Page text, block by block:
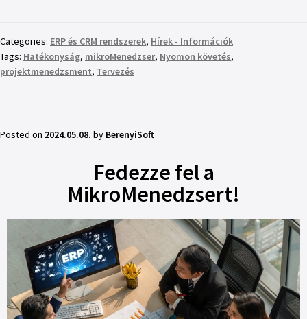
Categories: ERP és CRM rendszerek, Hírek - Információk
Tags: Hatékonyság, mikroMenedzser, Nyomon követés,
projektmenedzsment, Tervezés
Posted on 2024.05.08. by BerenyiSoft
Fedezze fel a
MikroMenedzsert!